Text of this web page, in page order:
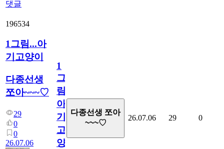
댓글
196534
1그림...아
기고양이
다종선생
쪼아~~~♡
29
0
0
26.07.06
1
그
림...
아
기
고
양
다종선생 쪼아
~~~♡
26.07.06 29 0